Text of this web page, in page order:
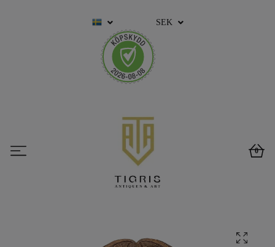
SEK
0